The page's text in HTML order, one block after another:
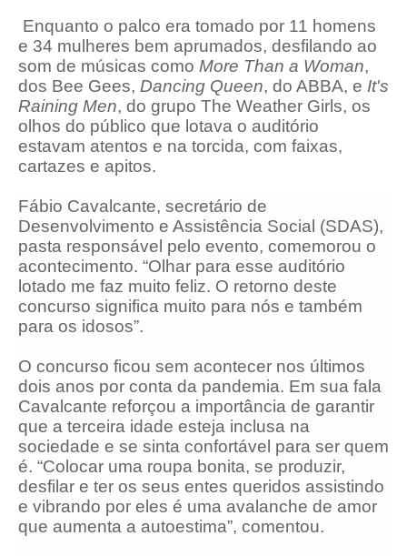
Enquanto o palco era tomado por 11 homens
e 34 mulheres bem aprumados, desfilando ao
som de músicas como More Than a Woman,
dos Bee Gees, Dancing Queen, do ABBA, e It's
Raining Men, do grupo The Weather Girls, os
olhos do público que lotava o auditório
estavam atentos e na torcida, com faixas,
cartazes e apitos.
Fábio Cavalcante, secretário de
Desenvolvimento e Assistência Social (SDAS),
pasta responsável pelo evento, comemorou o
acontecimento. “Olhar para esse auditório
lotado me faz muito feliz. O retorno deste
concurso significa muito para nós e também
para os idosos”.
O concurso ficou sem acontecer nos últimos
dois anos por conta da pandemia. Em sua fala
Cavalcante reforçou a importância de garantir
que a terceira idade esteja inclusa na
sociedade e se sinta confortável para ser quem
é. “Colocar uma roupa bonita, se produzir,
desfilar e ter os seus entes queridos assistindo
e vibrando por eles é uma avalanche de amor
que aumenta a autoestima”, comentou.